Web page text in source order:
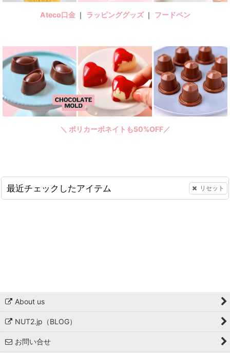
Ateco口金 ｜ ラッピンググッズ ｜ フードペン
＼ ポリカーボネイトも50%OFF／
最近チェックしたアイテム リセット
About us
NUT2.jp（BLOG）
お問い合せ